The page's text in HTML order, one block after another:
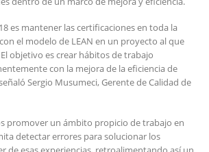
es mantener las certificaciones en toda la
el modelo de LEAN en un proyecto al que
objetivo es crear hábitos de trabajo
con la mejora de la eficiencia de
Sergio Musumeci, Gerente de Calidad de
promover un ámbito propicio de trabajo en
detectar errores para solucionar los